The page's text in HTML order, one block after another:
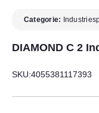
Categorie:
DIAMOND C 2
SKU:4055381117393